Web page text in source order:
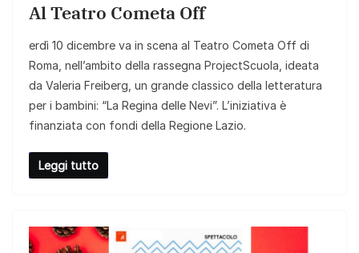
Al Teatro Cometa Off
erdì 10 dicembre va in scena al Teatro Cometa Off di
Roma, nell’ambito della rassegna ProjectScuola, ideata
da Valeria Freiberg, un grande classico della letteratura
per i bambini: “La Regina delle Nevi”. L’iniziativa è
finanziata con fondi della Regione Lazio.
Leggi tutto